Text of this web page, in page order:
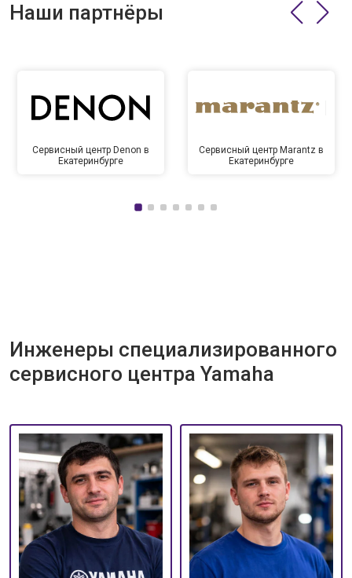
Наши партнёры
Сервисный центр Denon в
Екатеринбурге
Сервисный центр Marantz в
Екатеринбурге
Инженеры специализированного
сервисного центра Yamaha